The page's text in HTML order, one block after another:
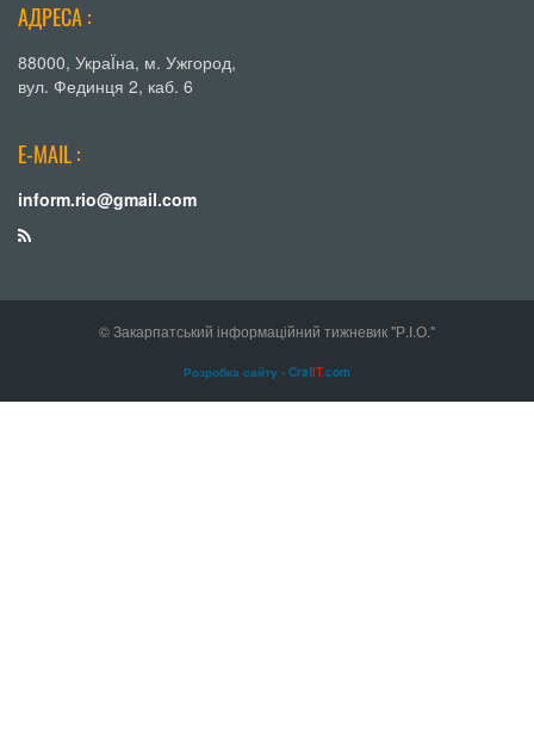
АДРЕСА :
88000, УкраЇна, м. Ужгород,
вул. Фединця 2, каб. 6
E-MAIL :
inform.rio@gmail.com
© Закарпатський інформаційний тижневик "Р.І.О."
Розробка сайту - CrafIT.com